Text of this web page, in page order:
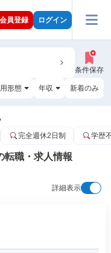
会員登録 ログイン
条件保存
形態 年収 新着のみ
完全週休2日制 学歴
転職・求人情報
詳細表示